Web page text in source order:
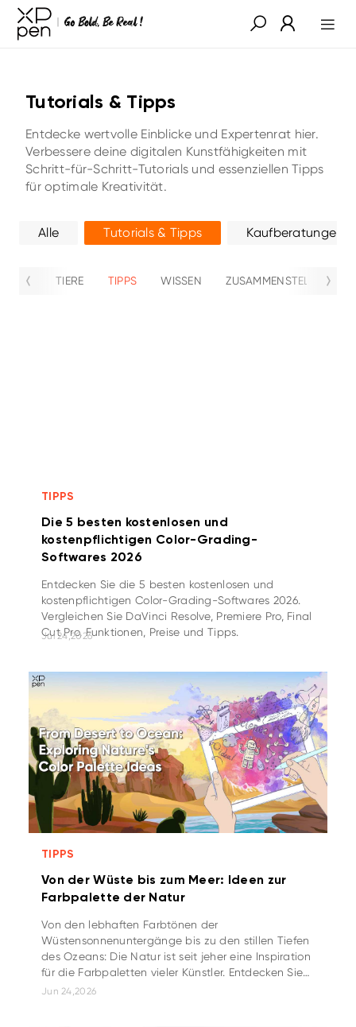
Tutorials & Tipps
Entdecke wertvolle Einblicke und Expertenrat hier.
Verbessere deine digitalen Kunstfähigkeiten mit
Schritt-für-Schritt-Tutorials und essenziellen Tipps
für optimale Kreativität.
Alle Tutorials & Tipps Kaufberatungen
TIERE TIPPS WISSEN ZUSAMMENSTELLUNG
TIPPS
Die 5 besten kostenlosen und
kostenpflichtigen Color-Grading-
Softwares 2026
Entdecken Sie die 5 besten kostenlosen und
kostenpflichtigen Color-Grading-Softwares 2026.
Vergleichen Sie DaVinci Resolve, Premiere Pro, Final
Cut Pro, Funktionen, Preise und Tipps.
Jul 24,2026
TIPPS
Von der Wüste bis zum Meer: Ideen zur
Farbpalette der Natur
Von den lebhaften Farbtönen der
Wüstensonnenuntergänge bis zu den stillen Tiefen
des Ozeans: Die Natur ist seit jeher eine Inspiration
für die Farbpaletten vieler Künstler. Entdecken Sie
in unserem Ratgeber, wie Sie eine naturinspirierte
Jun 24,2026